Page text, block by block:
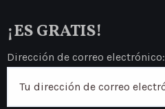
¡ES GRATIS!
Dirección de correo electrónico: